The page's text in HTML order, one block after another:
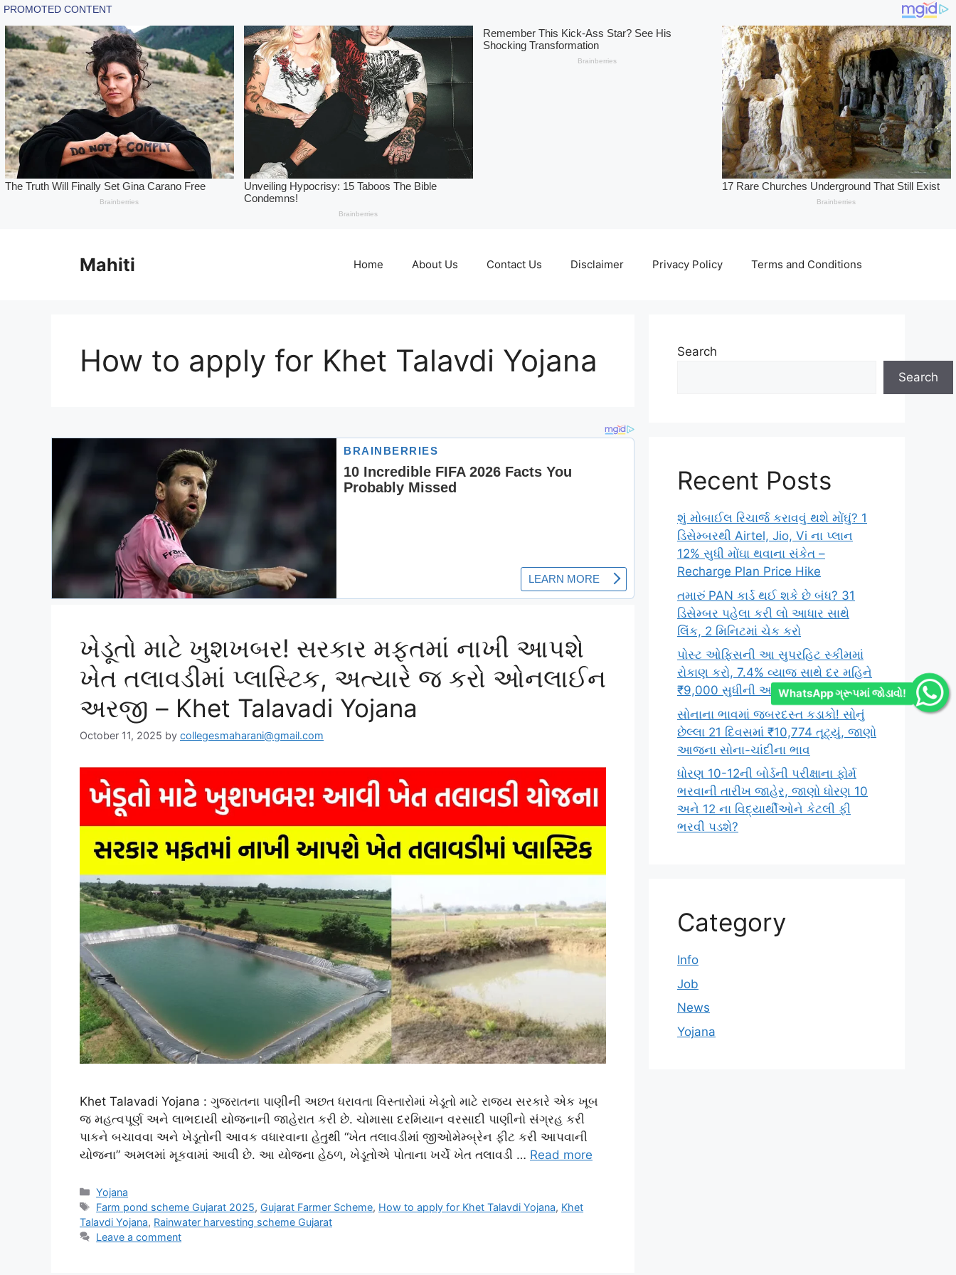
Mahiti Home About Us Contact Us Disclaimer Privacy Policy Terms and Conditions
How to apply for Khet Talavdi Yojana
ખેડૂતો માટે ખુશખબર! સરકાર મફતમાં નાખી આપશે
ખેત તલાવડીમાં પ્લાસ્ટિક, અત્યારે જ કરો ઓનલાઈન
અરજી – Khet Talavadi Yojana
October 11, 2025 by collegesmaharani@gmail.com
Khet Talavadi Yojana : ગુજરાતના પાણીની અછત ધરાવતા વિસ્તારોમાં ખેડૂતો માટે રાજ્ય સરકારે એક ખૂબ
જ મહત્વપૂર્ણ અને લાભદાયી યોજનાની જાહેરાત કરી છે. ચોમાસા દરમિયાન વરસાદી પાણીનો સંગ્રહ કરી
પાકને બચાવવા અને ખેડૂતોની આવક વધારવાના હેતુથી “ખેત તલાવડીમાં જીઓમેમ્બ્રેન ફીટ કરી આપવાની
યોજના” અમલમાં મૂકવામાં આવી છે. આ યોજના હેઠળ, ખેડૂતોએ પોતાના ખર્ચે ખેત તલાવડી … Read more
Categories
Yojana
Tags
Farm pond scheme Gujarat 2025, Gujarat Farmer Scheme, How to apply for Khet Talavdi Yojana, Khet
Talavdi Yojana, Rainwater harvesting scheme Gujarat
Leave a comment
Search
Search
Recent Posts
શું મોબાઈલ રિચાર્જ કરાવવું થશે મોંઘું? 1
ડિસેમ્બરથી Airtel, Jio, Vi ના પ્લાન
12% સુધી મોંઘા થવાના સંકેત –
Recharge Plan Price Hike
તમારું PAN કાર્ડ થઈ શકે છે બંધ? 31
ડિસેમ્બર પહેલા કરી લો આધાર સાથે
લિંક, 2 મિનિટમાં ચેક કરો
પોસ્ટ ઓફિસની આ સુપરહિટ સ્કીમમાં
રોકાણ કરો, 7.4% વ્યાજ સાથે દર મહિને
₹9,000 સુધીની આવક મેળવો
સોનાના ભાવમાં જબરદસ્ત કડાકો! સોનું
છેલ્લા 21 દિવસમાં ₹10,774 તૂટ્યું, જાણો
આજના સોના-ચાંદીના ભાવ
ધોરણ 10-12ની બોર્ડની પરીક્ષાના ફોર્મ
ભરવાની તારીખ જાહેર, જાણો ધોરણ 10
અને 12 ના વિદ્યાર્થીઓને કેટલી ફી
ભરવી પડશે?
Category
Info
Job
News
Yojana
WhatsApp ગ્રૂપમાં જોડાવો!